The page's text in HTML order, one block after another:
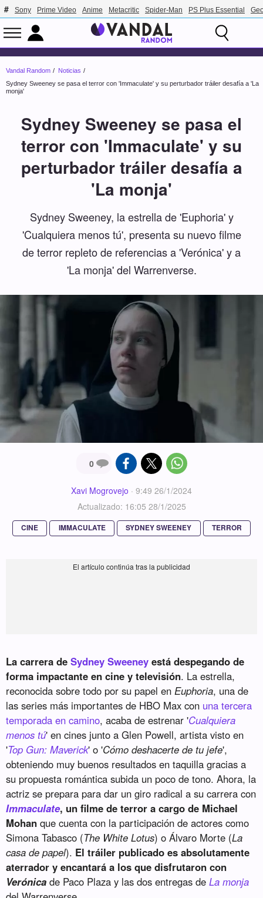
Sony Prime Video Anime Metacritic Spider-Man PS Plus Essential
Vandal Random
Noticias
Sydney Sweeney se pasa el terror con 'Immaculate' y su perturbador tráiler desafía a 'La
monja'
Sydney Sweeney se pasa el
terror con 'Immaculate' y su
perturbador tráiler desafía a
'La monja'
Sydney Sweeney, la estrella de 'Euphoria' y
'Cualquiera menos tú', presenta su nuevo filme
de terror repleto de referencias a 'Verónica' y a
'La monja' del Warrenverse.
0
Xavi Mogrovejo · 9:49 26/1/2024
Actualizado: 16:05 28/1/2025
CINE IMMACULATE SYDNEY SWEENEY TERROR
La carrera deSydney Sweeney está despegando de
forma impactante en cine y televisión. La estrella,
reconocida sobre todo por su papel en Euphoria, una de
las series más importantes de HBO Max con una tercera
temporada en camino, acaba de estrenar 'Cualquiera
menos tú' en cines junto a Glen Powell, artista visto en
'Top Gun: Maverick' o 'Cómo deshacerte de tu jefe',
obteniendo muy buenos resultados en taquilla gracias a
su propuesta romántica subida un poco de tono. Ahora, la
actriz se prepara para dar un giro radical a su carrera con
Immaculate, un filme de terror a cargo de Michael
Mohan que cuenta con la participación de actores como
Simona Tabasco (The White Lotus) o Álvaro Morte (La
casa de papel). El tráiler publicado es absolutamente
aterrador y encantará a los que disfrutaron con
Verónica de Paco Plaza y las dos entregas deLa monja